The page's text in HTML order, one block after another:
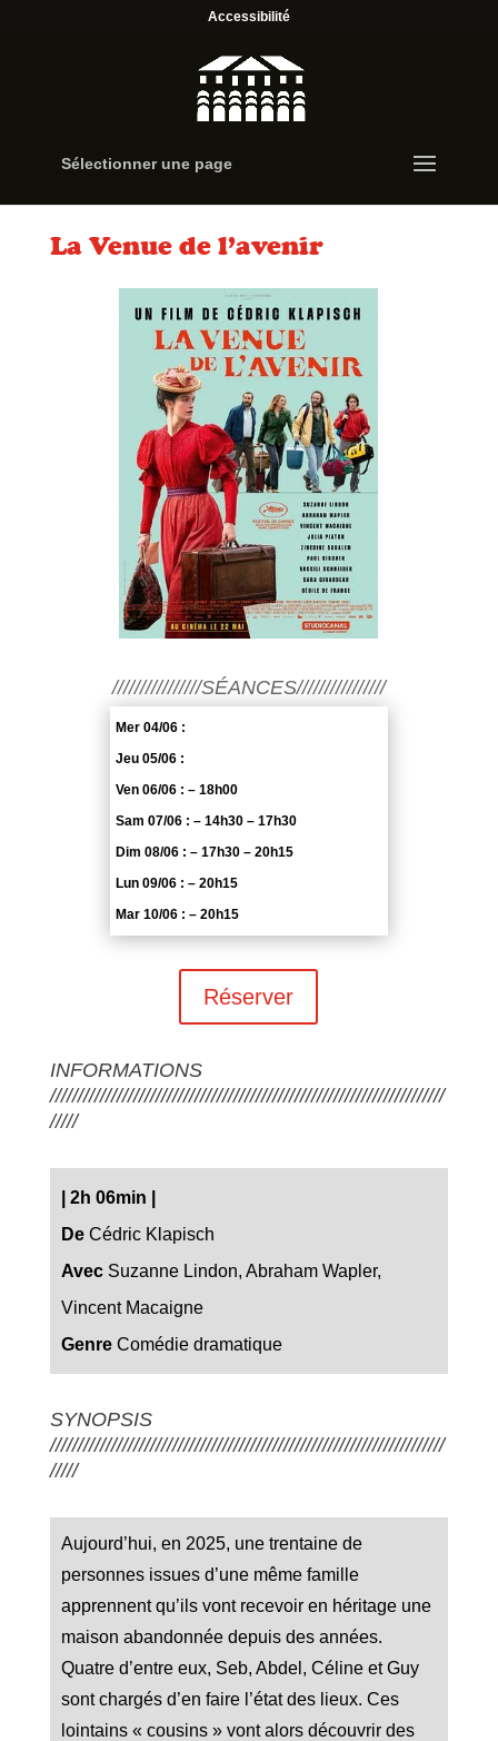
Accessibilité
Sélectionner une page
La Venue de l’avenir
////////////////SÉANCES////////////////
Mer 04/06 :
Jeu 05/06 :
Ven 06/06 : – 18h00
Sam 07/06 : – 14h30 – 17h30
Dim 08/06 : – 17h30 – 20h15
Lun 09/06 : – 20h15
Mar 10/06 : – 20h15
Réserver
INFORMATIONS
///////////////////////////////////////////////////////////////////////
/////
2h 06min
DeCédric Klapisch
AvecSuzanne Lindon, Abraham Wapler,
Vincent Macaigne
GenreComédie dramatique
SYNOPSIS
///////////////////////////////////////////////////////////////////////
/////
Aujourd’hui, en 2025, une trentaine de
personnes issues d’une même famille
apprennent qu’ils vont recevoir en héritage une
maison abandonnée depuis des années.
Quatre d’entre eux, Seb, Abdel, Céline et Guy
sont chargés d’en faire l’état des lieux. Ces
lointains « cousins » vont alors découvrir des